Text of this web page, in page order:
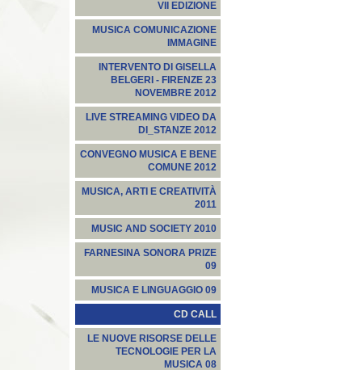
VII EDIZIONE
MUSICA COMUNICAZIONE
IMMAGINE
INTERVENTO DI GISELLA
BELGERI - FIRENZE 23
NOVEMBRE 2012
LIVE STREAMING VIDEO DA
DI_STANZE 2012
CONVEGNO MUSICA E BENE
COMUNE 2012
MUSICA, ARTI E CREATIVITÀ
2011
MUSIC AND SOCIETY 2010
FARNESINA SONORA PRIZE
09
MUSICA E LINGUAGGIO 09
CD CALL
LE NUOVE RISORSE DELLE
TECNOLOGIE PER LA
MUSICA 08